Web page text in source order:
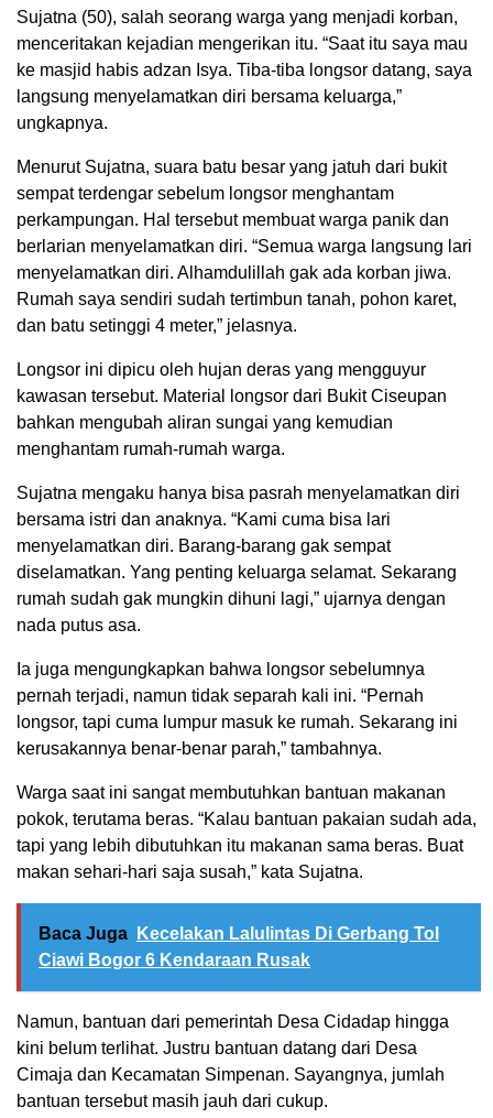
Sujatna (50), salah seorang warga yang menjadi korban,
menceritakan kejadian mengerikan itu. “Saat itu saya mau
ke masjid habis adzan Isya. Tiba-tiba longsor datang, saya
langsung menyelamatkan diri bersama keluarga,”
ungkapnya.
Menurut Sujatna, suara batu besar yang jatuh dari bukit
sempat terdengar sebelum longsor menghantam
perkampungan. Hal tersebut membuat warga panik dan
berlarian menyelamatkan diri. “Semua warga langsung lari
menyelamatkan diri. Alhamdulillah gak ada korban jiwa.
Rumah saya sendiri sudah tertimbun tanah, pohon karet,
dan batu setinggi 4 meter,” jelasnya.
Longsor ini dipicu oleh hujan deras yang mengguyur
kawasan tersebut. Material longsor dari Bukit Ciseupan
bahkan mengubah aliran sungai yang kemudian
menghantam rumah-rumah warga.
Sujatna mengaku hanya bisa pasrah menyelamatkan diri
bersama istri dan anaknya. “Kami cuma bisa lari
menyelamatkan diri. Barang-barang gak sempat
diselamatkan. Yang penting keluarga selamat. Sekarang
rumah sudah gak mungkin dihuni lagi,” ujarnya dengan
nada putus asa.
Ia juga mengungkapkan bahwa longsor sebelumnya
pernah terjadi, namun tidak separah kali ini. “Pernah
longsor, tapi cuma lumpur masuk ke rumah. Sekarang ini
kerusakannya benar-benar parah,” tambahnya.
Warga saat ini sangat membutuhkan bantuan makanan
pokok, terutama beras. “Kalau bantuan pakaian sudah ada,
tapi yang lebih dibutuhkan itu makanan sama beras. Buat
makan sehari-hari saja susah,” kata Sujatna.
Baca Juga
Kecelakan Lalulintas Di Gerbang Tol
Ciawi Bogor 6 Kendaraan Rusak
Namun, bantuan dari pemerintah Desa Cidadap hingga
kini belum terlihat. Justru bantuan datang dari Desa
Cimaja dan Kecamatan Simpenan. Sayangnya, jumlah
bantuan tersebut masih jauh dari cukup.